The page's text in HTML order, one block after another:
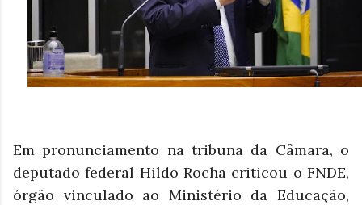
Em pronunciamento na tribuna da Câmara, o
deputado federal Hildo Rocha criticou o FNDE,
órgão vinculado ao Ministério da Educação,